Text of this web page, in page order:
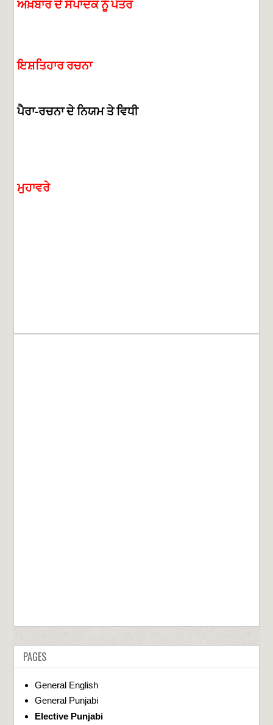
ਅਖ਼ਬਾਰਦੇਸੰਪਾਦਕਨੂੰਪੱਤਰ
ਇਸ਼ਤਿਹਾਰਰਚਨਾ
ਪੈਰਾ-ਰਚਨਾਦੇਨਿਯਮਤੇਵਿਧੀ
ਮੁਹਾਵਰੇ
PAGES
General English
General Punjabi
Elective Punjabi